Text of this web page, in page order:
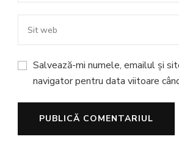
Salvează-mi numele, emailul și
navigator pentru data viitoare